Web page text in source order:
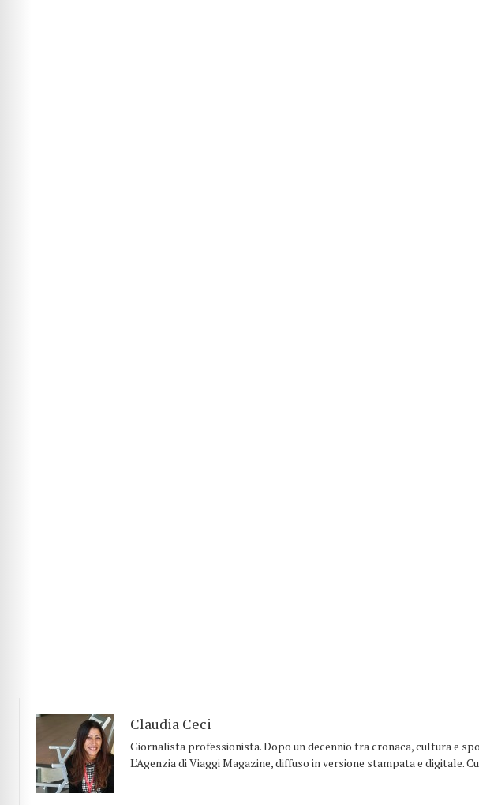
Claudia Ceci
Giornalista professionista. Dopo un decennio tra cronaca, cultura e
L’Agenzia di Viaggi Magazine, diffuso in versione stampata e digitale.